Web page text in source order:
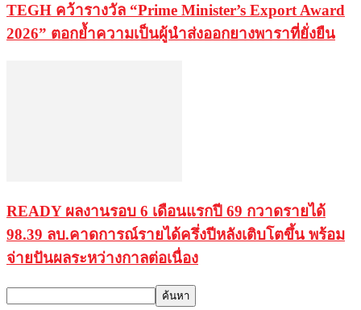
TEGH คว้ารางวัล “Prime Minister’s Export Award
2026” ตอกย้ำความเป็นผู้นำส่งออกยางพาราที่ยั่งยืน
READY ผลงานรอบ 6 เดือนแรกปี 69 กวาดรายได้
98.39 ลบ.คาดการณ์รายได้ครึ่งปีหลังเติบโตขึ้น พร้อม
จ่ายปันผลระหว่างกาลต่อเนื่อง